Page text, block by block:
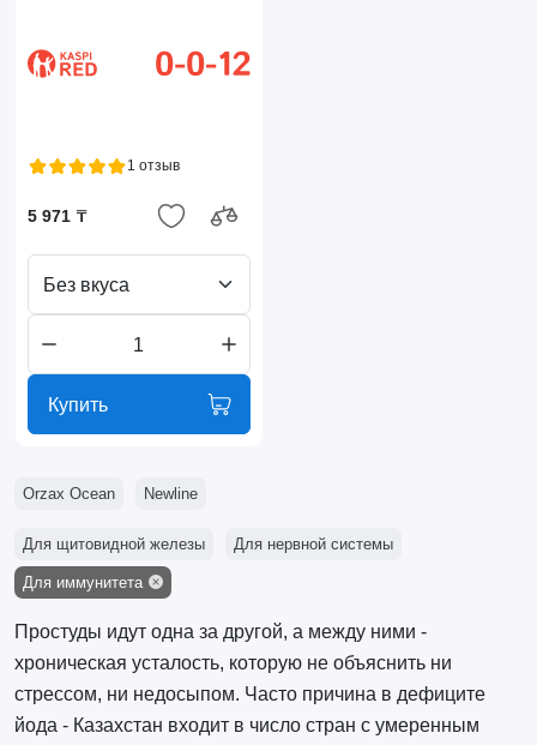
1 отзыв
5 971 ₸
Без вкуса
Купить
Orzax Ocean Newline
Для щитовидной железы Для нервной системы
Для иммунитета
Простуды идут одна за другой, а между ними -
хроническая усталость, которую не объяснить ни
стрессом, ни недосыпом. Часто причина в дефиците
йода - Казахстан входит в число стран с умеренным